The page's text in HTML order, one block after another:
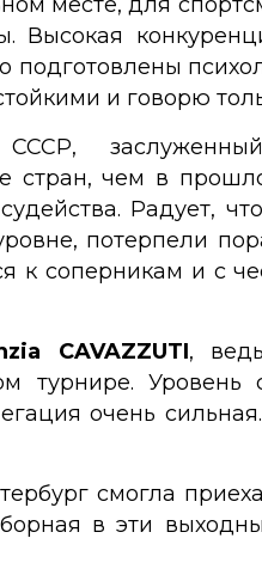
и говорю
стран, чем в
Радует,
потерпели
к соперникам и с
CAVAZZUTI,
турнире.
очень
смогла
в эти